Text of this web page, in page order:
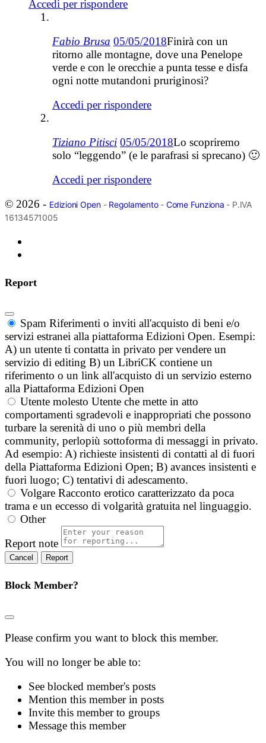
Accedi per rispondere
Fabio Brusa 05/05/2018Finirà con un
ritorno alle montagne, dove una Penelope
verde e con le orecchie a punta tesse e disfa
ogni notte mutandoni pruriginosi?
Accedi per rispondere
Tiziano Pitisci 05/05/2018Lo scopriremo
solo “leggendo” (e le parafrasi si sprecano) 🙂
Accedi per rispondere
© 2026 - Edizioni Open- Regolamento- Come Funziona - P.IVA
16134571005
Report
Spam Riferimenti o inviti all'acquisto di beni e/o
servizi estranei alla piattaforma Edizioni Open. Esempi:
A) un utente ti contatta in privato per vendere un
servizio di editing B) un LibriCK contiene un
riferimento o un link all'acquisto di un servizio esterno
alla Piattaforma Edizioni Open
Utente molesto Utente che mette in atto
comportamenti sgradevoli e inappropriati che possono
turbare la serenità di uno o più membri della
community, perlopiù sottoforma di messaggi in privato.
Ad esempio: A) richieste insistenti di contatti al di fuori
della Piattaforma Edizioni Open; B) avances insistenti e
fuori luogo; C) tentativi di adescamento.
Volgare Racconto erotico caratterizzato da poca
trama e un eccesso di volgarità gratuita nel linguaggio.
Other
Report note
Report
Block Member?
Please confirm you want to block this member.
You will no longer be able to:
See blocked member's posts
Mention this member in posts
Invite this member to groups
Message this member